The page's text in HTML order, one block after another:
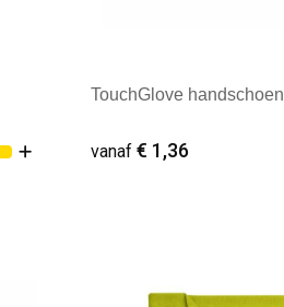
TouchGlove handschoen
vanaf€ 1,36